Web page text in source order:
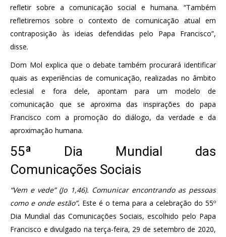
refletir sobre a comunicação social e humana. “Também
refletiremos sobre o contexto de comunicação atual em
contraposição às ideias defendidas pelo Papa Francisco”,
disse.
Dom Mol explica que o debate também procurará identificar
quais as experiências de comunicação, realizadas no âmbito
eclesial e fora dele, apontam para um modelo de
comunicação que se aproxima das inspirações do papa
Francisco com a promoção do diálogo, da verdade e da
aproximação humana.
55ª Dia Mundial das
Comunicações Sociais
“Vem e vede” (Jo 1,46). Comunicar encontrando as pessoas
como e onde estão”. Este é o tema para a celebração do 55º
Dia Mundial das Comunicações Sociais, escolhido pelo Papa
Francisco e divulgado na terça-feira, 29 de setembro de 2020,